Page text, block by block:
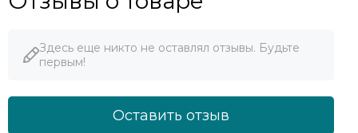
Здесь еще никто не оставлял отзывы. Будьте
первым!
Оставить отзыв